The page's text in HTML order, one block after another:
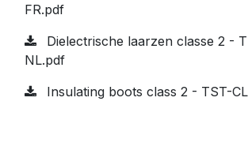
FR.pdf
Dielectrische laarzen classe 2 -
NL.pdf
Insulating boots class 2 - TST-